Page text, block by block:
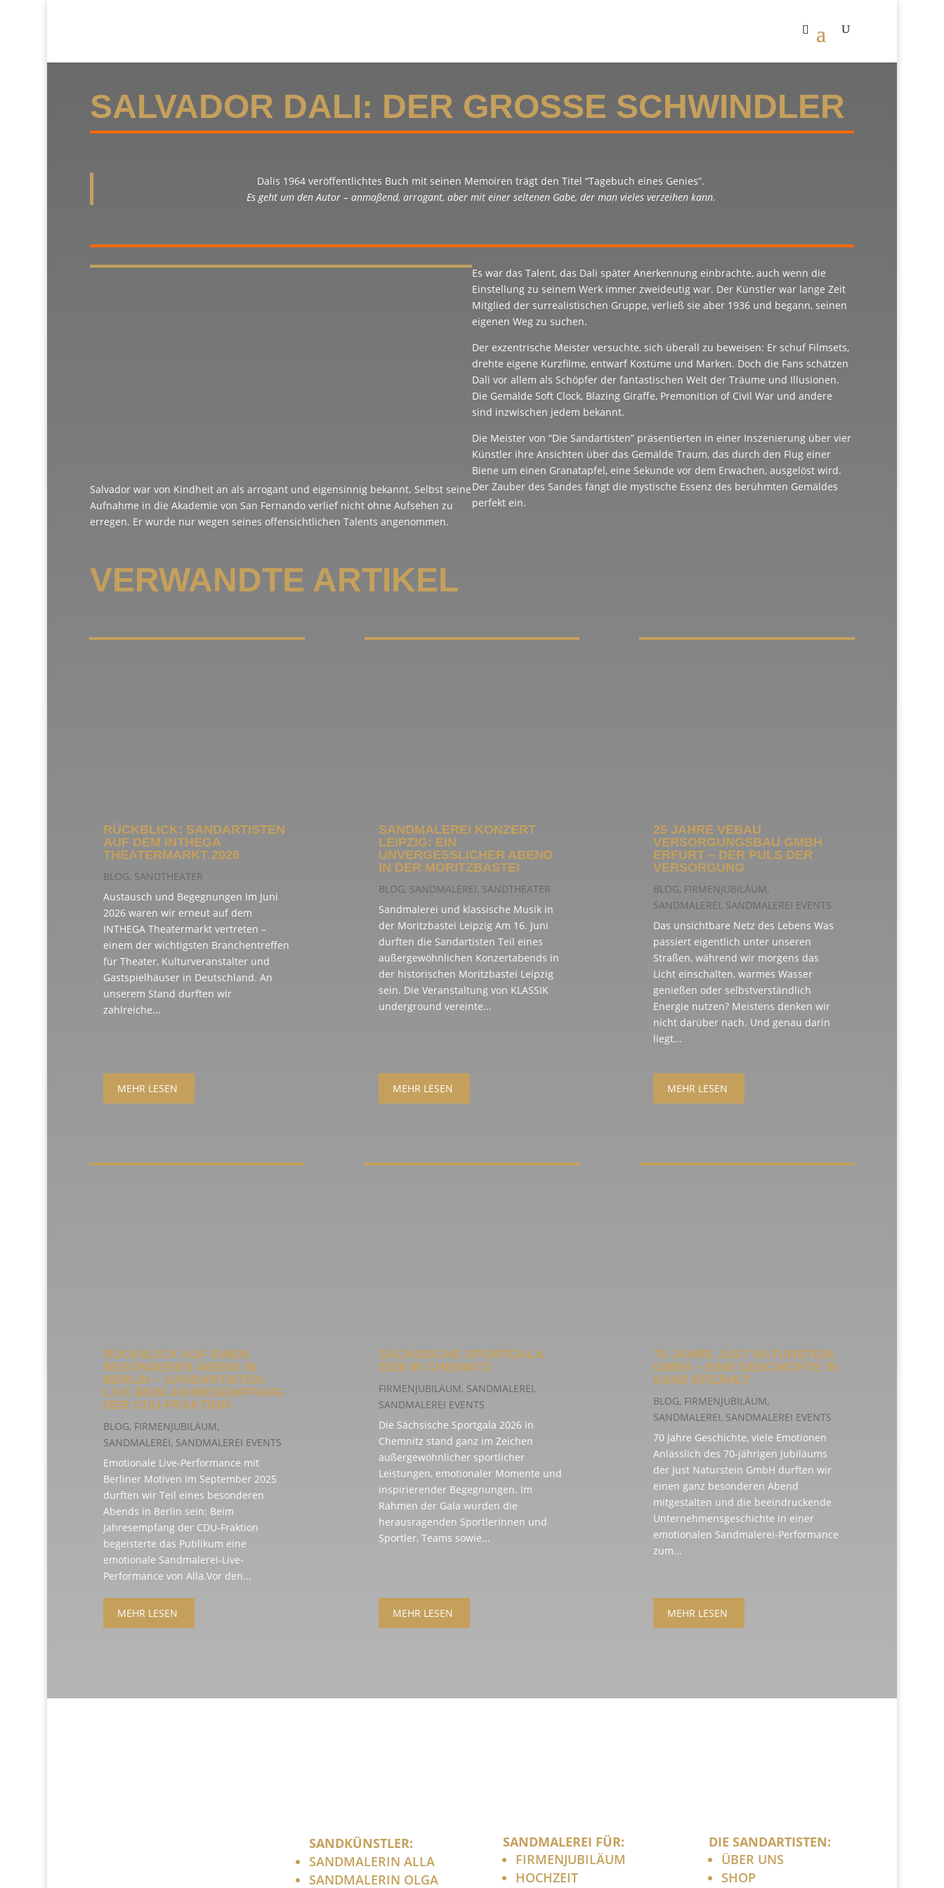
SALVADOR DALI: DER GROSSE SCHWINDLER
Dalis 1964 veröffentlichtes Buch mit seinen Memoiren trägt den Titel “Tagebuch eines Genies”.
Es geht um den Autor – anmaßend, arrogant, aber mit einer seltenen Gabe, der man vieles verzeihen kann.
Salvador war von Kindheit an als arrogant und eigensinnig bekannt. Selbst seine
Aufnahme in die Akademie von San Fernando verlief nicht ohne Aufsehen zu
erregen. Er wurde nur wegen seines offensichtlichen Talents angenommen.
Es war das Talent, das Dali später Anerkennung einbrachte, auch wenn die
Einstellung zu seinem Werk immer zweideutig war. Der Künstler war lange Zeit
Mitglied der surrealistischen Gruppe, verließ sie aber 1936 und begann, seinen
eigenen Weg zu suchen.
Der exzentrische Meister versuchte, sich überall zu beweisen: Er schuf Filmsets,
drehte eigene Kurzfilme, entwarf Kostüme und Marken. Doch die Fans schätzen
Dali vor allem als Schöpfer der fantastischen Welt der Träume und Illusionen.
Die Gemälde Soft Clock, Blazing Giraffe, Premonition of Civil War und andere
sind inzwischen jedem bekannt.
Die Meister von “Die Sandartisten” präsentierten in einer Inszenierung über vier
Künstler ihre Ansichten über das Gemälde Traum, das durch den Flug einer
Biene um einen Granatapfel, eine Sekunde vor dem Erwachen, ausgelöst wird.
Der Zauber des Sandes fängt die mystische Essenz des berühmten Gemäldes
perfekt ein.
VERWANDTE ARTIKEL
RÜCKBLICK: SANDARTISTEN
AUF DEM INTHEGA
THEATERMARKT 2026
BLOG, SANDTHEATER
Austausch und Begegnungen Im Juni
2026 waren wir erneut auf dem
INTHEGA Theatermarkt vertreten –
einem der wichtigsten Branchentreffen
für Theater, Kulturveranstalter und
Gastspielhäuser in Deutschland. An
unserem Stand durften wir
zahlreiche...
MEHR LESEN
RÜCKBLICK AUF EINEN
BESONDEREN ABEND IN
BERLIN – SANDARTISTEN
LIVE BEIM JAHRESEMPFANG
DER CDU-FRAKTION
BLOG, FIRMENJUBILÄUM,
SANDMALEREI, SANDMALEREI EVENTS
Emotionale Live-Performance mit
Berliner Motiven Im September 2025
durften wir Teil eines besonderen
Abends in Berlin sein: Beim
Jahresempfang der CDU-Fraktion
begeisterte das Publikum eine
emotionale Sandmalerei-Live-
Performance von Alla.Vor den...
MEHR LESEN
SANDMALEREI KONZERT
LEIPZIG: EIN
UNVERGESSLICHER ABEND
IN DER MORITZBASTEI
BLOG, SANDMALEREI, SANDTHEATER
Sandmalerei und klassische Musik in
der Moritzbastei Leipzig Am 16. Juni
durften die Sandartisten Teil eines
außergewöhnlichen Konzertabends in
der historischen Moritzbastei Leipzig
sein. Die Veranstaltung von KLASSIK
underground vereinte...
MEHR LESEN
SÄCHSISCHE SPORTGALA
2026 IN CHEMNITZ
FIRMENJUBILÄUM, SANDMALEREI,
SANDMALEREI EVENTS
Die Sächsische Sportgala 2026 in
Chemnitz stand ganz im Zeichen
außergewöhnlicher sportlicher
Leistungen, emotionaler Momente und
inspirierender Begegnungen. Im
Rahmen der Gala wurden die
herausragenden Sportlerinnen und
Sportler, Teams sowie...
MEHR LESEN
25 JAHRE VEBAU
VERSORGUNGSBAU GMBH
ERFURT – DER PULS DER
VERSORGUNG
BLOG, FIRMENJUBILÄUM,
SANDMALEREI, SANDMALEREI EVENTS
Das unsichtbare Netz des Lebens Was
passiert eigentlich unter unseren
Straßen, während wir morgens das
Licht einschalten, warmes Wasser
genießen oder selbstverständlich
Energie nutzen? Meistens denken wir
nicht darüber nach. Und genau darin
liegt...
MEHR LESEN
70 JAHRE JUST NATURSTEIN
GMBH – EINE GESCHICHTE IN
SAND ERZÄHLT
BLOG, FIRMENJUBILÄUM,
SANDMALEREI, SANDMALEREI EVENTS
70 Jahre Geschichte, viele Emotionen
Anlässlich des 70-jährigen Jubiläums
der Just Naturstein GmbH durften wir
einen ganz besonderen Abend
mitgestalten und die beeindruckende
Unternehmensgeschichte in einer
emotionalen Sandmalerei-Performance
zum...
MEHR LESEN
SANDKÜNSTLER:
SANDMALERIN ALLA
SANDMALERIN OLGA
SANDMALEREI FÜR:
FIRMENJUBILÄUM
HOCHZEIT
DIE SANDARTISTEN:
ÜBER UNS
SHOP